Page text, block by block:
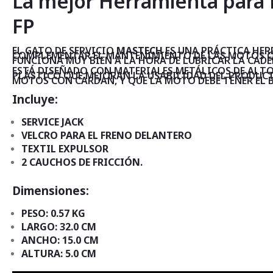
galería
de
imágenes
FP
EL GATO DE SERVICIOMASTECHES UNA PRÁCTICA
COMPLEMENTAR EL MANTENIMIENTO DE LAS MOTOS
FUNCIONA MUY BIEN A LA HORA DE LUBRICAR LA
ESTÁ DISEÑADO CON MATERIALES METÁLICOS DE
PLÁSTICO QUE MEJORAN LA USABILIDAD DEL
MOTOS CON CARDAN, Y QUE LA MOTO DEBE TENER EL
Incluye:
SERVICE JACK
VELCRO PARA EL FRENO DELANTERO
TEXTIL EXPULSOR
2 CAUCHOS DE FRICCIÓN.
Dimensiones:
PESO: 0.57 KG
LARGO: 32.0 CM
ANCHO: 15.0 CM
ALTURA: 5.0 CM